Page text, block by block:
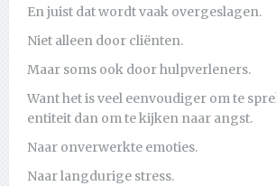
En juist dat wordt vaak overgeslagen.
Niet alleen door cliënten.
Maar soms ook door hulpverleners.
Want het is veel eenvoudiger om te
entiteit dan om te kijken naar angst.
Naar onverwerkte emoties.
Naar langdurige stress.